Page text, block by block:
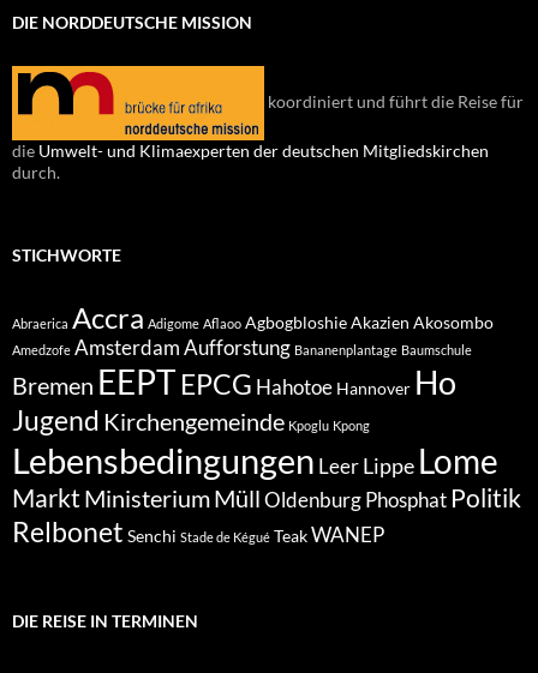
DIE NORDDEUTSCHE MISSION
koordiniert und führt die Reise für
die Umwelt- und Klimaexperten der deutschen Mitgliedskirchen
durch.
STICHWORTE
Abraerica Accra Adigome Aflaoo AgbogbloshieAkazien Akosombo
Amedzofe Amsterdam Aufforstung Bananenplantage Baumschule
Bremen EEPTEPCG Hahotoe Hannover Ho
Jugend Kirchengemeinde Kpoglu Kpong
Lebensbedingungen Leer Lippe Lome
Markt MinisteriumMüll Oldenburg Phosphat Politik
Relbonet Senchi Stade de Kégué TeakWANEP
DIE REISE IN TERMINEN